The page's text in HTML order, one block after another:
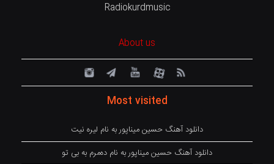
Radiokurdmusic
About us
Most visited
دانلود آهنگ حسین میناپور به نام لیره نیت
دانلود آهنگ حسین میناپور به نام دەمرم بە بی تو